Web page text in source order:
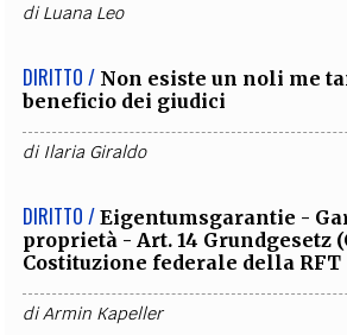
diLuana Leo
DIRITTO / Non esiste un noli me
beneficio dei giudici
di Ilaria Giraldo
DIRITTO / Eigentumsgarantie -
proprietà - Art. 14 Grundgesetz
Costituzione federale della RFT
diArmin Kapeller